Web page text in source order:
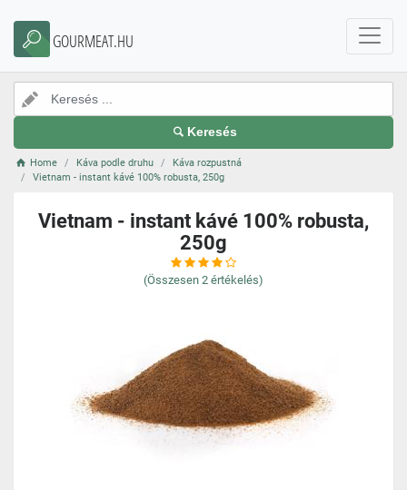
GOURMEAT.HU
Keresés
Home Káva podle druhu
Káva rozpustná
Vietnam - instant kávé 100% robusta, 250g
Vietnam - instant kávé 100% robusta,
250g
(Összesen 2 értékelés)